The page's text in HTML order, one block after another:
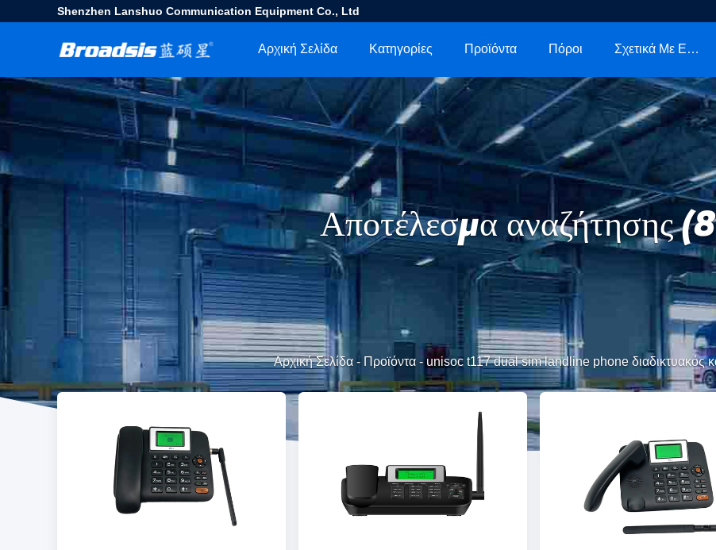
Shenzhen Lanshuo Communication Equipment Co., Ltd
Αρχική Σελίδα Κατηγορίες Προϊόντα Πόροι Σχετικά Με Εμάς
Αποτέλεσμα αναζήτησης
Αρχική Σελίδα- Προϊόντα- unisoc t117 dual sim landline phone διαδικτυακός